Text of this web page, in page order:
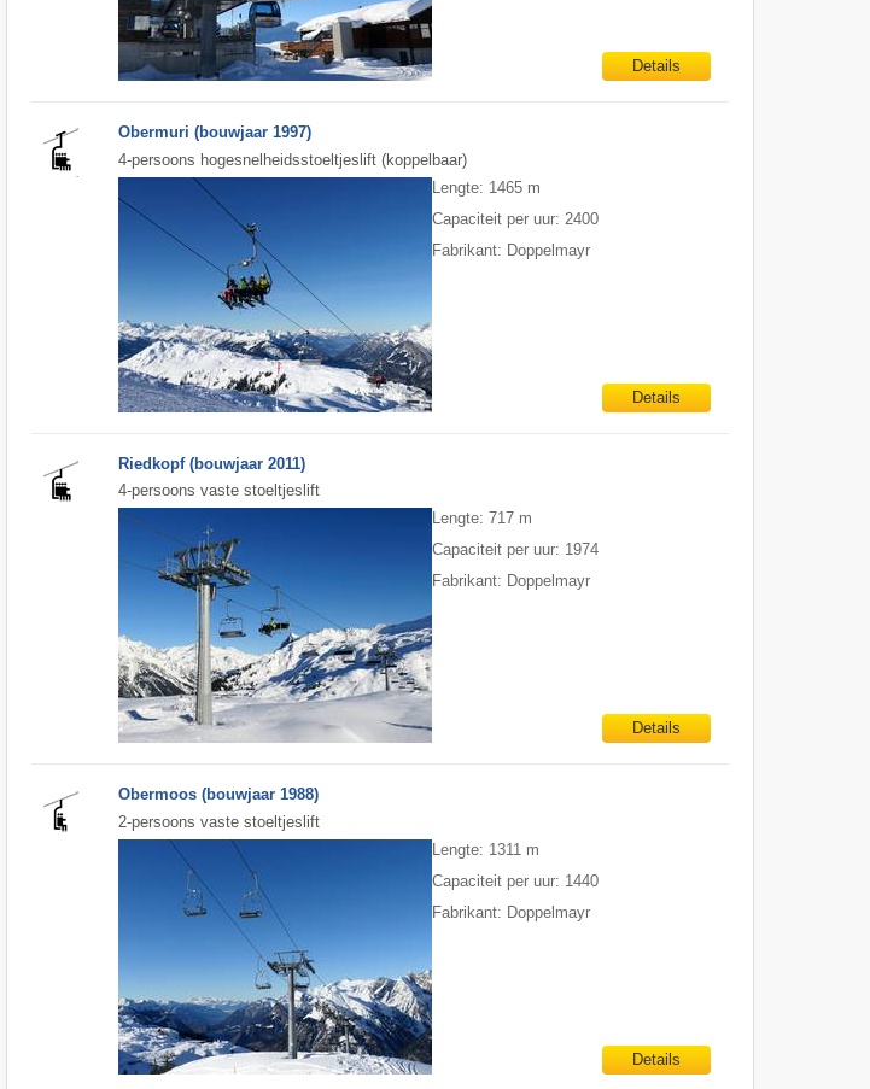
Details
Obermuri (bouwjaar 1997)
4-persoons hogesnelheidsstoeltjeslift (koppelbaar)
Lengte: 1465 m
Capaciteit per uur: 2400
Fabrikant: Doppelmayr
Details
Riedkopf (bouwjaar 2011)
4-persoons vaste stoeltjeslift
Lengte: 717 m
Capaciteit per uur: 1974
Fabrikant: Doppelmayr
Details
Obermoos (bouwjaar 1988)
2-persoons vaste stoeltjeslift
Lengte: 1311 m
Capaciteit per uur: 1440
Fabrikant: Doppelmayr
Details